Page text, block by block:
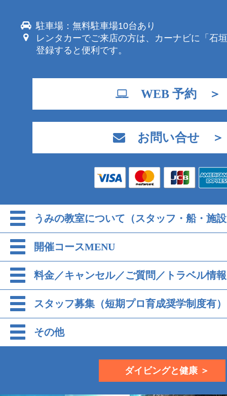
駐車場：無料駐車場10台あり
レンタカーでご来店の方は、カーナビに「石
登録すると便利です。
WEB 予約 ＞
お問い合せ ＞
うみの教室について（スタッフ・船・施
開催コースMENU
料金／キャンセル／ご質問／トラベル情報
スタッフ募集（短期プロ育成奨学制度有）
その他
ダイビングと健康 ＞